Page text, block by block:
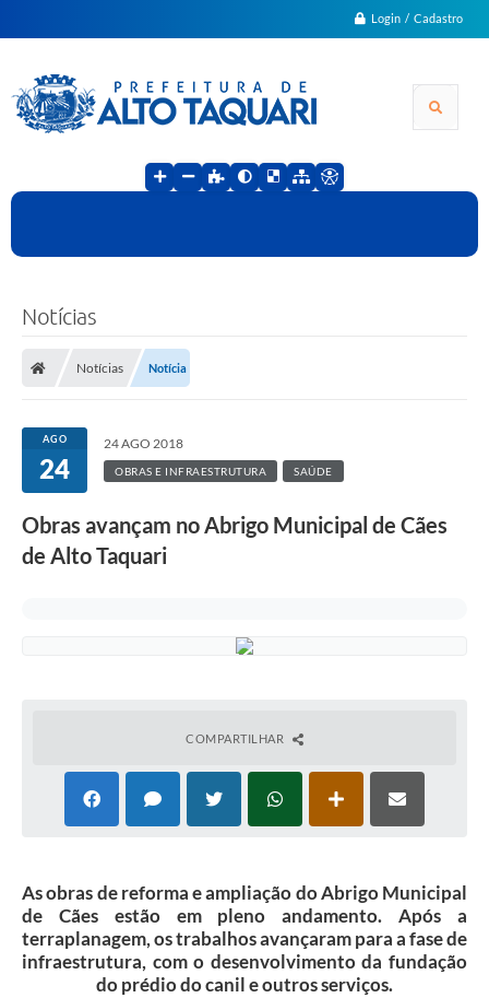
Login / Cadastro
Notícias
Notícias Notícia
AGO
24
24 AGO 2018
OBRAS E INFRAESTRUTURA SAÚDE
Obras avançam no Abrigo Municipal de Cães
de Alto Taquari
COMPARTILHAR
As obras de reforma e ampliação do Abrigo Municipal
de Cães estão em pleno andamento. Após a
terraplanagem, os trabalhos avançaram para a fase de
infraestrutura, com o desenvolvimento da fundação
do prédio do canil e outros serviços.